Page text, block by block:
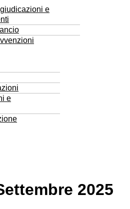
e
e
2025